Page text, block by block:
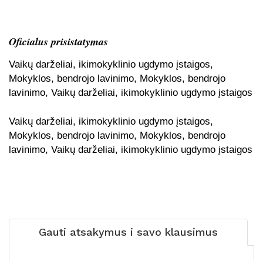
Oficialus prisistatymas
Vaikų darželiai, ikimokyklinio ugdymo įstaigos,
Mokyklos, bendrojo lavinimo, Mokyklos, bendrojo
lavinimo, Vaikų darželiai, ikimokyklinio ugdymo įstaigos
Vaikų darželiai, ikimokyklinio ugdymo įstaigos,
Mokyklos, bendrojo lavinimo, Mokyklos, bendrojo
lavinimo, Vaikų darželiai, ikimokyklinio ugdymo įstaigos
Gauti atsakymus i savo klausimus